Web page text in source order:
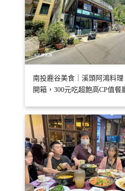
南投鹿谷美食｜溪頭阿鴻料
開箱，300元吃超飽高CP值餐